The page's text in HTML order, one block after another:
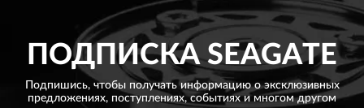
ПОДПИСКА SEAGATE
Подпишись, чтобы получать информацию о эксклюзивных
предложениях, поступлениях, событиях и многом другом